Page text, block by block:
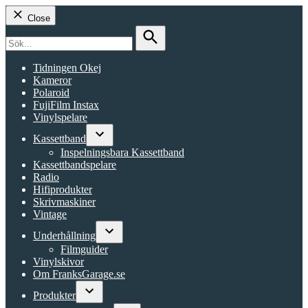
Close
for:
Search
Tidningen Okej
Kameror
Polaroid
FujiFilm Instax
Vinylspelare
Kassettband
Open
dropdown
menu
Inspelningsbara Kassettband
Kassettbandspelare
Radio
Hifiprodukter
Skrivmaskiner
Vintage
Underhållning
Open
Filmguider
Vinylskivor
Om FranksGarage.se
Produkter
Open